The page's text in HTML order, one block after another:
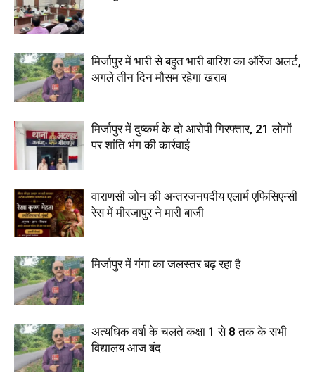
मिर्जापुर में भारी से बहुत भारी बारिश का ऑरेंज अलर्ट,
अगले तीन दिन मौसम रहेगा खराब
मिर्जापुर में दुष्कर्म के दो आरोपी गिरफ्तार, 21 लोगों
पर शांति भंग की कार्रवाई
वाराणसी जोन की अन्तरजनपदीय एलार्म एफिसिएन्सी
रेस में मीरजापुर ने मारी बाजी
मिर्जापुर में गंगा का जलस्तर बढ़ रहा है
अत्यधिक वर्षा के चलते कक्षा 1 से 8 तक के सभी
विद्यालय आज बंद